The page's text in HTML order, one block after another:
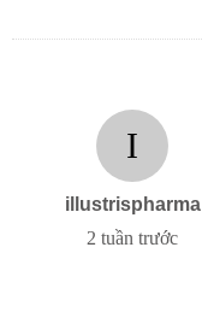
I
illustrispharma
2 tuần trước